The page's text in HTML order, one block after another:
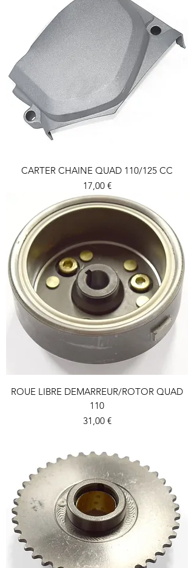
CARTER CHAINE QUAD 110/125 CC
Prix
17,00 €
ROUE LIBRE DEMARREUR/ROTOR QUAD
110
Prix
31,00 €